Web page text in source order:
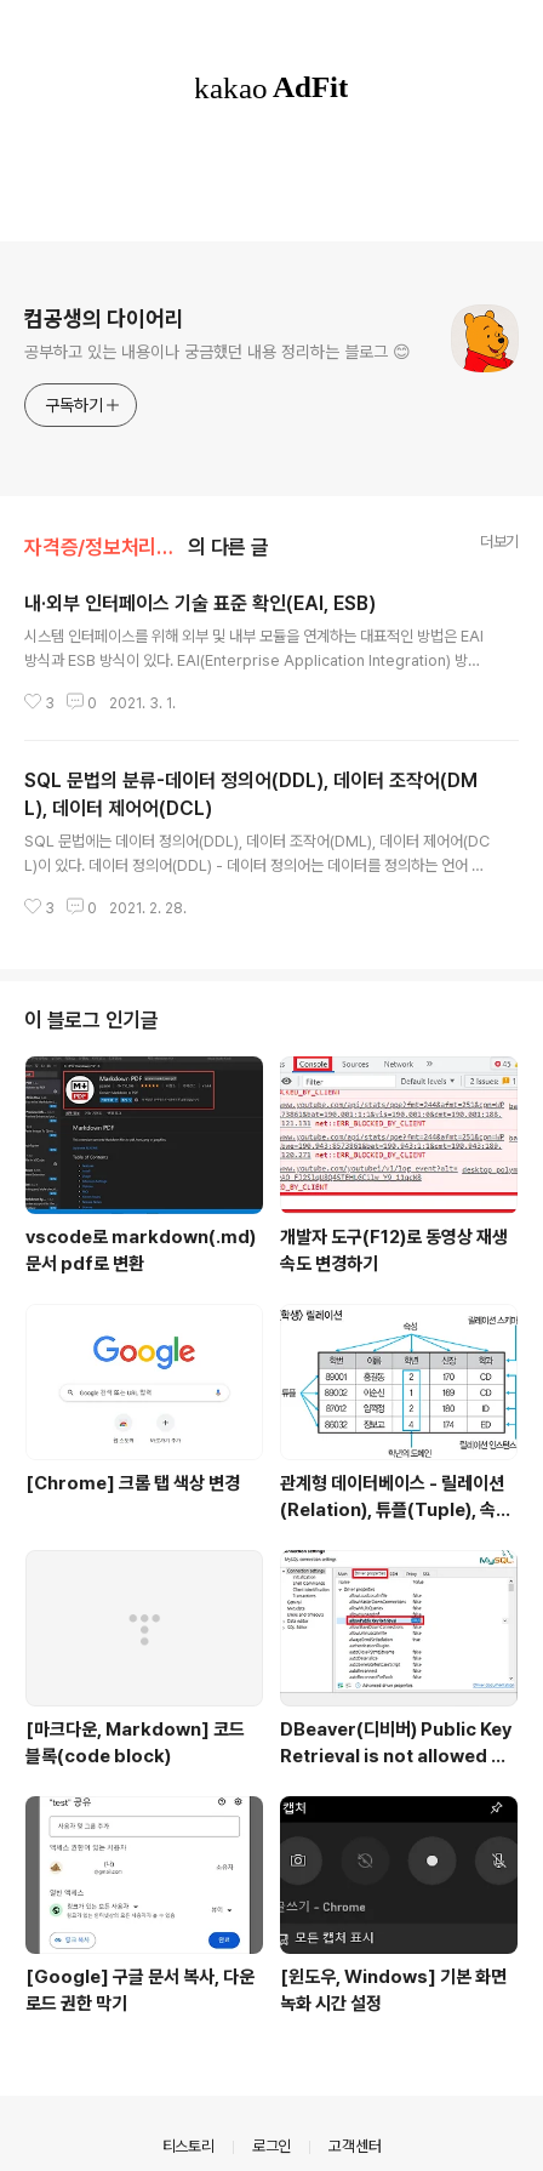
컴공생의 다이어리
공부하고 있는 내용이나 궁금했던 내용 정리하는 블로그 😊
구독하기
자격증/정보처리기사 의 다른 글 더보기
내·외부 인터페이스 기술 표준 확인(EAI, ESB)
시스템 인터페이스를 위해 외부 및 내부 모듈을 연계하는 대표적인 방법은 EAI
방식과 ESB 방식이 있다. EAI(Enterprise Application Integration) 방식
합을 가능하게 해주는 솔루션 EAI를 사용함으로써 각 비즈니스 간 통합 및 연계
간에 미들웨어를 두지 않고 각각의 애플리케이션 간에 점대점 형태로 연결 허브
앤 스포크(Hub & Spoke) - 단일한 접점의 허브 시스템을 통하여 데이터를 전
송하는 중앙 집중식 방식 - 허브 장..
3 0 2021. 3. 1.
SQL 문법의 분류-데이터 정의어(DDL), 데이터 조작어(DM
L), 데이터 제어어(DCL)
SQL 문법에는 데이터 정의어(DDL), 데이터 조작어(DML), 데이터 제어어(DC
L)이 있다. 데이터 정의어(DDL) - 데이터 정의어는 데이터를 정의하는 언어 -
UNCATE 문이 있음 데이터 조작어(DML) - 데이터베이스에 저장된 자료들을
DBA가 사용하는 제어용 언어 - GRANT, REVOKE 문이 있음 www.aladin.
co.kr/shop/w..
3 0 2021. 2. 28.
이 블로그 인기글
vscode로 markdown(.md)
문서 pdf로 변환
개발자 도구(F12)로 동영상 재생
속도 변경하기
[Chrome] 크롬 탭 색상 변경
관계형 데이터베이스 - 릴레이션
(Relation), 튜플(Tuple), 속성
[마크다운, Markdown] 코드
블록(code block)
DBeaver(디비버) Public Key
Retrieval is not allowed 에
[Google] 구글 문서 복사, 다운
로드 권한 막기
[윈도우, Windows] 기본 화면
녹화 시간 설정
티스토리 로그인 고객센터